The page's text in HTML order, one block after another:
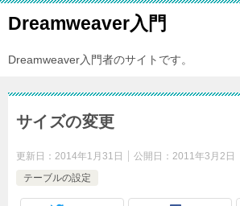
Dreamweaver入門
Dreamweaver入門者のサイトです。
サイズの変更
更新日： 2014年1月31日 公開日： 2011年3月2日
テーブルの設定